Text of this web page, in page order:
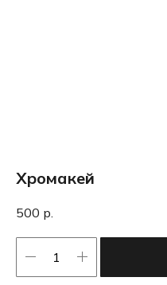
Хромакей
500 р.